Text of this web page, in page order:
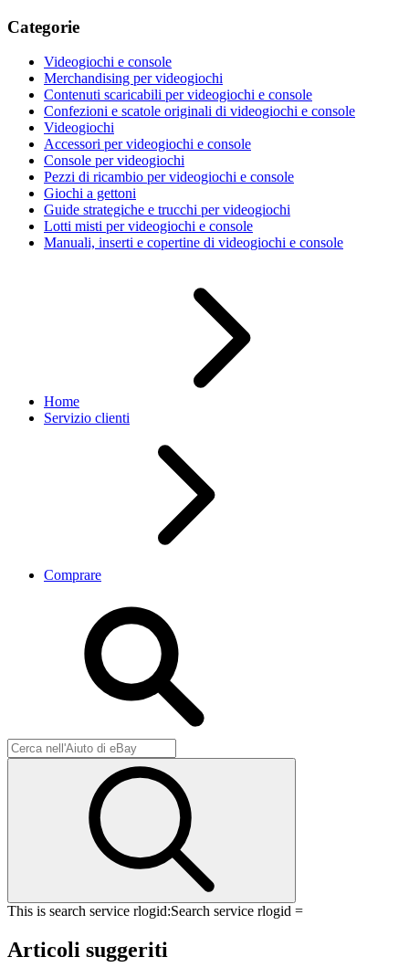
Categorie
Videogiochi e console
Merchandising per videogiochi
Contenuti scaricabili per videogiochi e console
Confezioni e scatole originali di videogiochi e console
Videogiochi
Accessori per videogiochi e console
Console per videogiochi
Pezzi di ricambio per videogiochi e console
Giochi a gettoni
Guide strategiche e trucchi per videogiochi
Lotti misti per videogiochi e console
Manuali, inserti e copertine di videogiochi e console
Home
Servizio clienti
Comprare
This is search service rlogid:Search service rlogid =
Articoli suggeriti